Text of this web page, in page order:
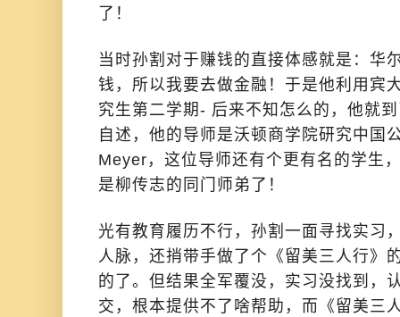
了！
当时孙割对于赚钱的直接体感就是：华
钱，所以我要去做金融！于是他利用宾
究生第二学期- 后来不知怎么的，他就
自述，他的导师是沃顿商学院研究中国
Meyer，这位导师还有个更有名的学生
是柳传志的同门师弟了！
光有教育履历不行，孙割一面寻找实习
人脉，还捎带手做了个《留美三人行》
的了。但结果全军覆没，实习没找到，
交，根本提供不了啥帮助，而《留美三